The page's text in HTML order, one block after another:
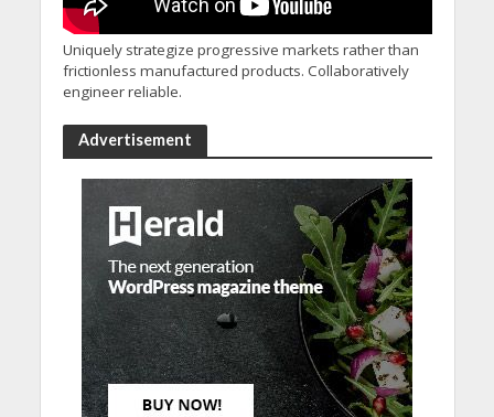
Uniquely strategize progressive markets rather than
frictionless manufactured products. Collaboratively
engineer reliable.
Advertisement